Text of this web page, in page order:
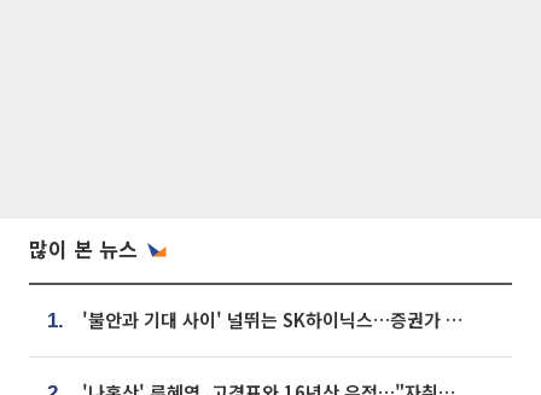
많이 본 뉴스
1. '불안과 기대 사이' 널뛰는 SK하이닉스…증권가 "HBM4·LTA 기반 펀터멘털 견고"